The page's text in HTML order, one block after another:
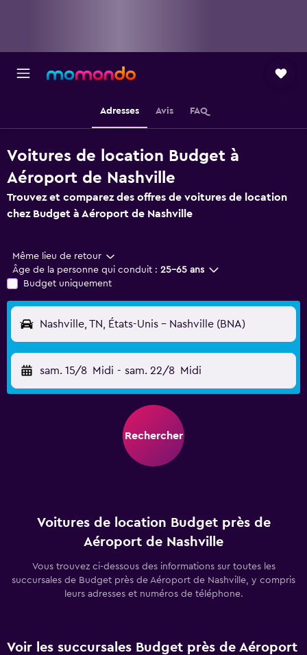
Adresses Avis FAQ
Voitures de location Budget à
Aéroport de Nashville
Trouvez et comparez des offres de voitures de location
chez Budget à Aéroport de Nashville
Même lieu de retour
Âge de la personne qui conduit : 25-65 ans
Budget uniquement
Nashville, TN, États-Unis - Nashville (BNA)
sam. 15/8 Midi - sam. 22/8 Midi
Rechercher
Voitures de location Budget près de
Aéroport de Nashville
Vous trouvez ci-dessous des informations sur toutes les
succursales de Budget près de Aéroport de Nashville, y compris
leurs adresses et numéros de téléphone.
Voir les succursales Budget près de Aéroport